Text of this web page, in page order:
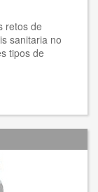
retos de
sanitaria no
tipos de